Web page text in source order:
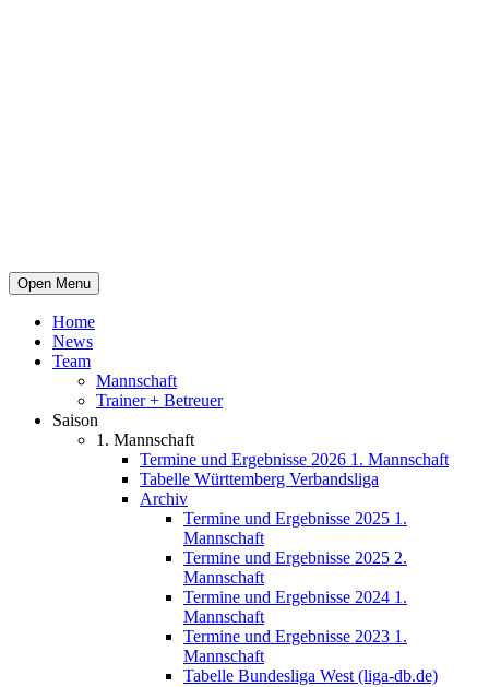
Open Menu
Home
News
Team
Mannschaft
Trainer + Betreuer
Saison
1. Mannschaft
Termine und Ergebnisse 2026 1. Mannschaft
Tabelle Württemberg Verbandsliga
Archiv
Termine und Ergebnisse 2025 1.
Mannschaft
Termine und Ergebnisse 2025 2.
Mannschaft
Termine und Ergebnisse 2024 1.
Mannschaft
Termine und Ergebnisse 2023 1.
Mannschaft
Tabelle Bundesliga West (liga-db.de)